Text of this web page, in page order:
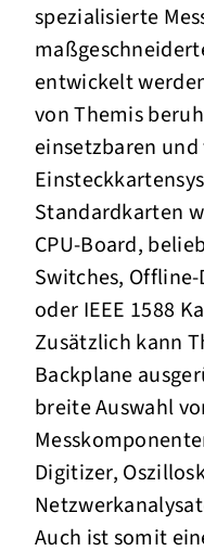
spezialisierte
entwickelt
von Themis
einsetzbaren
Standardkarten
CPU-Board,
Switches,
oder IEEE 1588
Zusätzlich kann
Backplane
breite Auswahl
Digitizer,
Auch ist somit